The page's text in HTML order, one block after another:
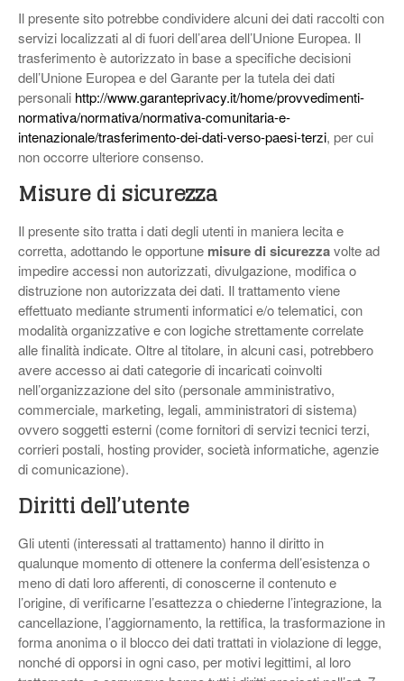
Il presente sito potrebbe condividere alcuni dei dati raccolti con
servizi localizzati al di fuori dell’area dell’Unione Europea. Il
trasferimento è autorizzato in base a specifiche decisioni
dell’Unione Europea e del Garante per la tutela dei dati
personali http://www.garanteprivacy.it/home/provvedimenti-
normativa/normativa/normativa-comunitaria-e-
intenazionale/trasferimento-dei-dati-verso-paesi-terzi, per cui
non occorre ulteriore consenso.
Misure di sicurezza
Il presente sito tratta i dati degli utenti in maniera lecita e
corretta, adottando le opportune misure di sicurezzavolte ad
impedire accessi non autorizzati, divulgazione, modifica o
distruzione non autorizzata dei dati. Il trattamento viene
effettuato mediante strumenti informatici e/o telematici, con
modalità organizzative e con logiche strettamente correlate
alle finalità indicate. Oltre al titolare, in alcuni casi, potrebbero
avere accesso ai dati categorie di incaricati coinvolti
nell’organizzazione del sito (personale amministrativo,
commerciale, marketing, legali, amministratori di sistema)
ovvero soggetti esterni (come fornitori di servizi tecnici terzi,
corrieri postali, hosting provider, società informatiche, agenzie
di comunicazione).
Diritti dell’utente
Gli utenti (interessati al trattamento) hanno il diritto in
qualunque momento di ottenere la conferma dell’esistenza o
meno di dati loro afferenti, di conoscerne il contenuto e
l’origine, di verificarne l’esattezza o chiederne l’integrazione, la
cancellazione, l’aggiornamento, la rettifica, la trasformazione in
forma anonima o il blocco dei dati trattati in violazione di legge,
nonché di opporsi in ogni caso, per motivi legittimi, al loro